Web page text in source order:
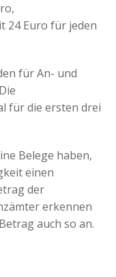
24 Euro für jeden
für An- und
für die ersten drei
Belege haben,
einen
der
erkennen
auch so an.